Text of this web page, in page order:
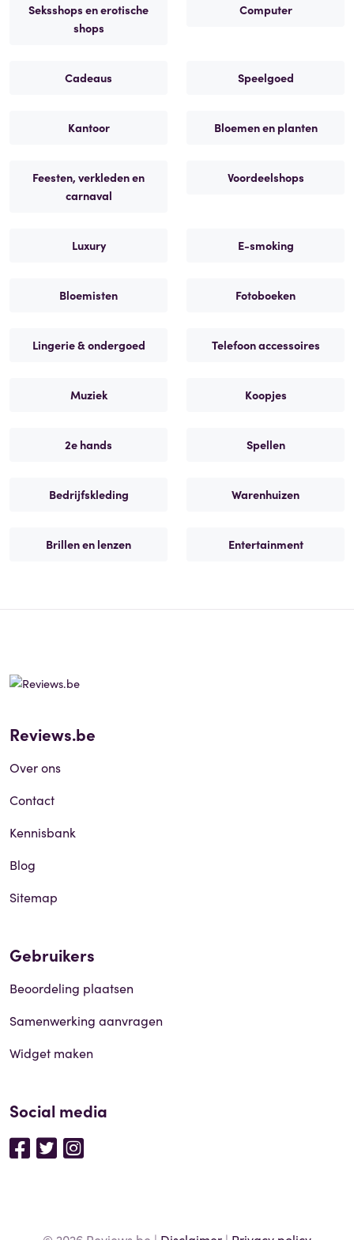
Seksshops en erotische
shops
Computer
Cadeaus Speelgoed
Kantoor Bloemen en planten
Feesten, verkleden en
carnaval
Voordeelshops
Luxury E-smoking
Bloemisten Fotoboeken
Lingerie & ondergoed Telefoon accessoires
Muziek Koopjes
2e hands Spellen
Bedrijfskleding Warenhuizen
Brillen en lenzen Entertainment
Reviews.be
Over ons
Contact
Kennisbank
Blog
Sitemap
Gebruikers
Beoordeling plaatsen
Samenwerking aanvragen
Widget maken
Social media